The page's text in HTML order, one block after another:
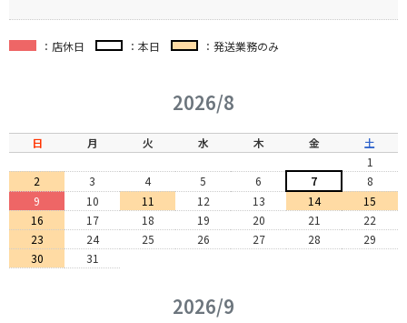
：店休日 ：本日 ：発送業務のみ
2026/8
日 月 火 水 木 金
土
1
2
3 4 5 6 7
8
9
10 11 12 13 14
15
16
17 18 19 20 21
22
23
24 25 26 27 28
29
30
31
2026/9